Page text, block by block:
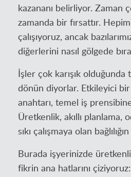
kazananı belirliyor. Zaman
zamanda bir fırsattır.
çalışıyoruz, ancak
diğerlerini nasıl gölgede
İşler çok karışık
dönün diyorlar. Etkileyici
anahtarı, temel iş
Üretkenlik, akıllı planlama,
sıkı çalışmaya olan
Burada işyerinizde
fikrin ana hatlarını çiziyoruz: